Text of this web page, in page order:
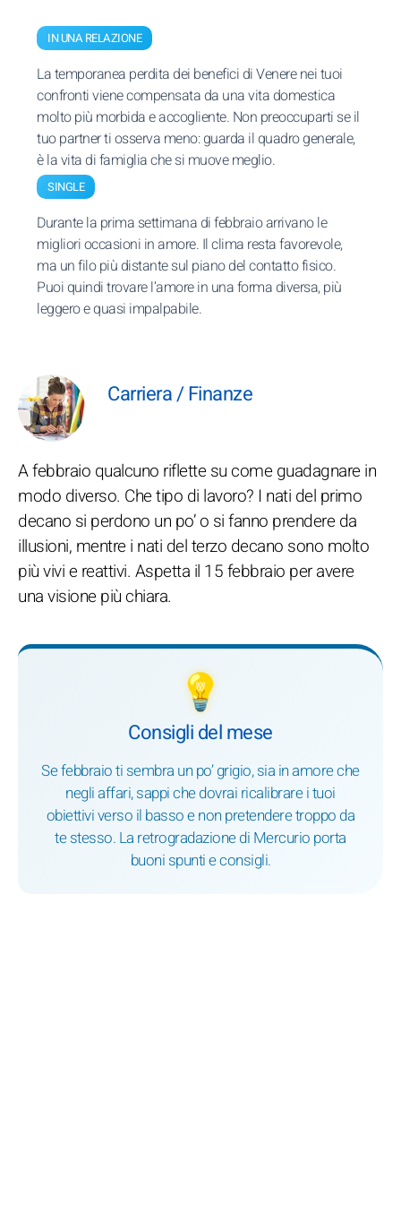
IN UNA RELAZIONE
La temporanea perdita dei benefici di Venere nei tuoi
confronti viene compensata da una vita domestica
molto più morbida e accogliente. Non preoccuparti se il
tuo partner ti osserva meno: guarda il quadro generale,
è la vita di famiglia che si muove meglio.
SINGLE
Durante la prima settimana di febbraio arrivano le
migliori occasioni in amore. Il clima resta favorevole,
ma un filo più distante sul piano del contatto fisico.
Puoi quindi trovare l’amore in una forma diversa, più
leggero e quasi impalpabile.
Carriera / Finanze
A febbraio qualcuno riflette su come guadagnare in
modo diverso. Che tipo di lavoro? I nati del primo
decano si perdono un po’ o si fanno prendere da
illusioni, mentre i nati del terzo decano sono molto
più vivi e reattivi. Aspetta il 15 febbraio per avere
una visione più chiara.
💡
Consigli del mese
Se febbraio ti sembra un po’ grigio, sia in amore che
negli affari, sappi che dovrai ricalibrare i tuoi
obiettivi verso il basso e non pretendere troppo da
te stesso. La retrogradazione di Mercurio porta
buoni spunti e consigli.